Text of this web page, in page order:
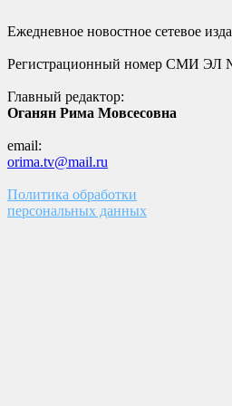
Ежедневное новостное сетевое
Регистрационный номер СМИ ЭЛ
Главный редактор:
Оганян Рима Мовсесовна
email:
orima.tv@mail.ru
Политика обработки
персональных данных